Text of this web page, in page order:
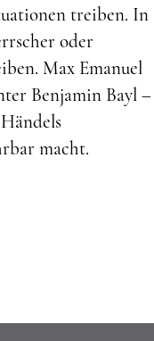
treiben. In
oder
Max Emanuel
Benjamin Bayl –
macht.